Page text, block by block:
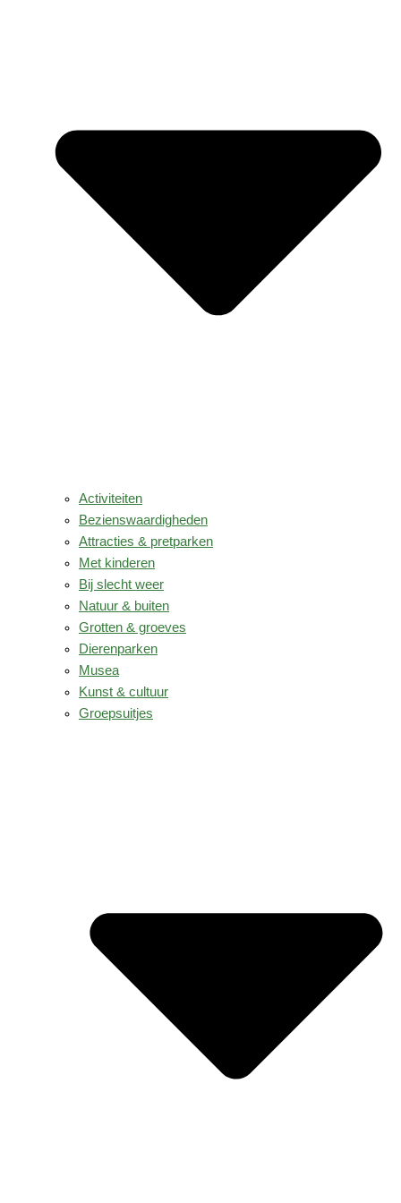
Activiteiten
Bezienswaardigheden
Attracties & pretparken
Met kinderen
Bij slecht weer
Natuur & buiten
Grotten & groeves
Dierenparken
Musea
Kunst & cultuur
Groepsuitjes